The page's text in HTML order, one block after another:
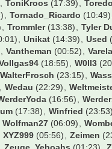
ToniKroos (17:39) Toredo
Tornado_Ricardo (10:49)
Trommler(13:38) Tyler
Unikat (14:39) Used
Vantheman (00:52) Varela
(18:55) W0ll3
WalterFrosch (23:15)
Wedau (22:29)
(16:56)
(17:38) Winfried (23:53)
Wolfman27 (06:09)
XYZ999 (05:56) Zeimen